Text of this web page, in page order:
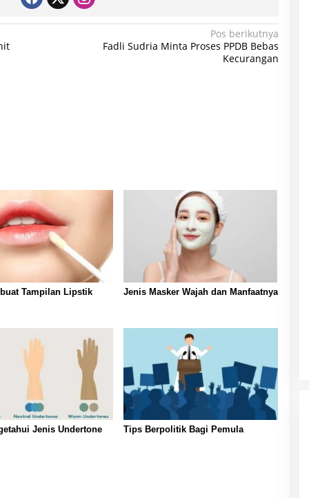
Pos berikutnya
Fadli Sudria Minta Proses PPDB Bebas
Kecurangan
Tampilan Lipstik
Jenis Masker Wajah dan Manfaatnya
Jenis Undertone
Tips Berpolitik Bagi Pemula